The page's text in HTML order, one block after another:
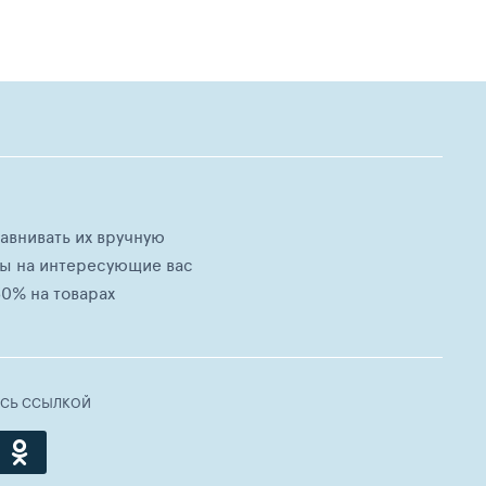
их вручную
на интересующие вас
на товарах
ССЫЛКОЙ